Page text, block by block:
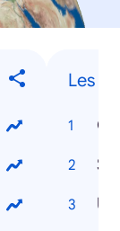
Les